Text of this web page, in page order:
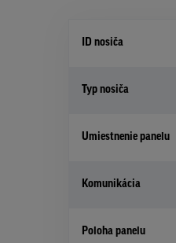
ID nosiča
Typ nosiča
Umiestnenie panelu
Komunikácia
Poloha panelu